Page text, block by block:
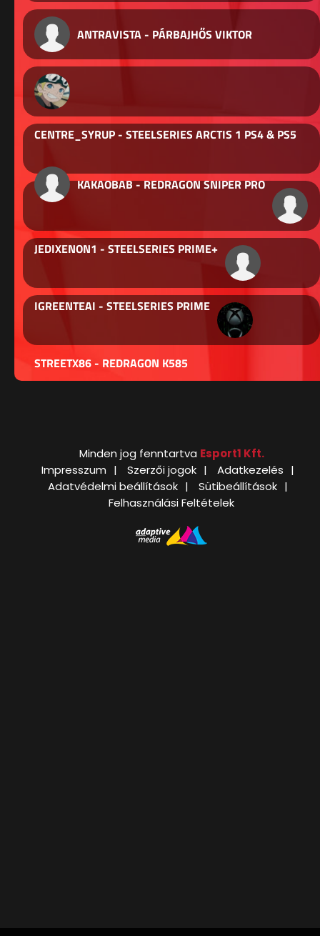
ANTRAVISTA - PÁRBAJHŐS VIKTOR
CENTRE_SYRUP - STEELSERIES ARCTIS 1 PS4 & PS5
KAKAOBAB - REDRAGON SNIPER PRO
JEDIXENON1 - STEELSERIES PRIME+
IGREENTEAI - STEELSERIES PRIME
STREETX86 - REDRAGON K585
Minden jog fenntartva Esport1 Kft.
Impresszum
Szerzői jogok
Adatkezelés
Adatvédelmi beállítások
Sütibeállítások
Felhasználási Feltételek